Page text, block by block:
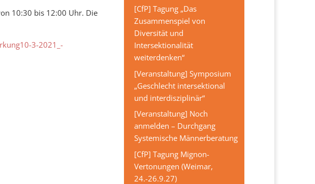
10:30 bis 12:00 Uhr. Die
3-2021_-
[CfP] Tagung „Das
Zusammenspiel von
Diversität und
Intersektionalität
weiterdenken“
[Veranstaltung] Symposium
„Geschlecht intersektional
und interdisziplinär“
[Veranstaltung] Noch
anmelden – Durchgang
Systemische Männerberatung
[CfP] Tagung Mignon-
Vertonungen (Weimar,
24.-26.9.27)